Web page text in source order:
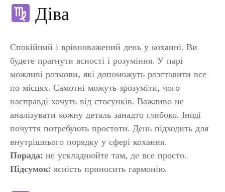
Діва
Спокійний і врівноважений день у коханні. Ви
будете прагнути ясності і розуміння. У парі
можливі розмови, які допоможуть розставити все
по місцях. Самотні можуть зрозуміти, чого
насправді хочуть від стосунків. Важливо не
аналізувати кожну деталь занадто глибоко. Іноді
почуття потребують простоти. День підходить для
внутрішнього порядку у сфері кохання.
Порада: не ускладнюйте там, де все просто.
Підсумок: ясність приносить гармонію.